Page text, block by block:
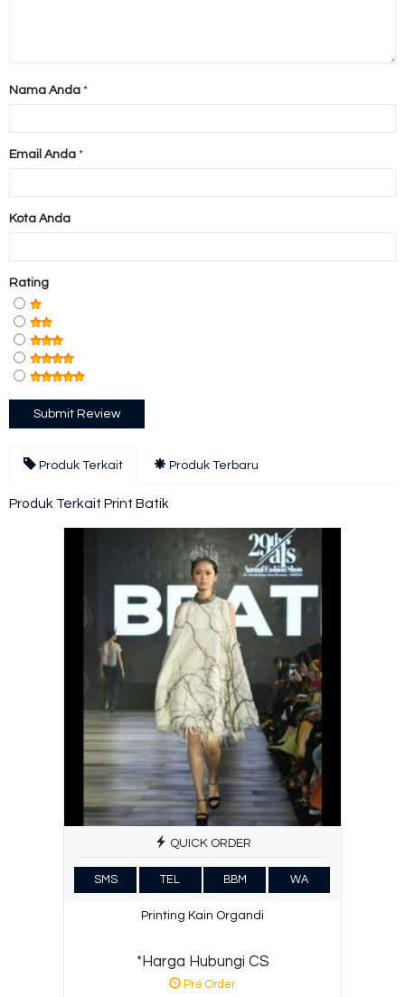
Nama Anda *
Email Anda *
Kota Anda
Rating
Produk Terkait Produk Terbaru
Produk Terkait Print Batik
QUICK ORDER
SMS TEL BBM WA
Printing Kain Organdi
*Harga Hubungi CS
Pre Order